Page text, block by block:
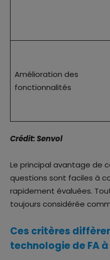
Amélioration des
fonctionnalités
Crédit: Senvol
Le principal avantage de
questions sont faciles à
rapidement évaluées.
toujours considérée
Ces critères
technologie de FA à